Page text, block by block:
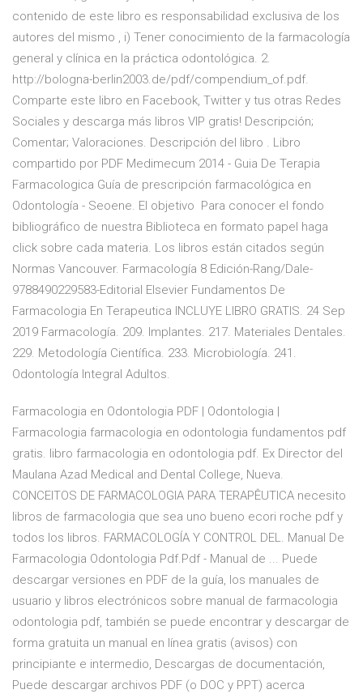
contenido de este libro es responsabilidad exclusiva de los
autores del mismo , i) Tener conocimiento de la farmacología
general y clínica en la práctica odontológica. 2.
http://bologna-berlin2003.de/pdf/compendium_of.pdf.
Comparte este libro en Facebook, Twitter y tus otras Redes
Sociales y descarga más libros VIP gratis! Descripción;
Comentar; Valoraciones. Descripción del libro . Libro
compartido por PDF Medimecum 2014 - Guia De Terapia
Farmacologica Guía de prescripción farmacológica en
Odontología - Seoene. El objetivo Para conocer el fondo
bibliográfico de nuestra Biblioteca en formato papel haga
click sobre cada materia. Los libros están citados según
Normas Vancouver. Farmacología 8 Edición-Rang/Dale-
9788490229583-Editorial Elsevier Fundamentos De
Farmacologia En Terapeutica INCLUYE LIBRO GRATIS. 24 Sep
2019 Farmacología. 209. Implantes. 217. Materiales Dentales.
229. Metodología Científica. 233. Microbiología. 241.
Odontología Integral Adultos.
Farmacologia en Odontologia PDF | Odontologia |
Farmacologia farmacologia en odontologia fundamentos pdf
gratis. libro farmacologia en odontologia pdf. Ex Director del
Maulana Azad Medical and Dental College, Nueva.
CONCEITOS DE FARMACOLOGIA PARA TERAPÊUTICA necesito
libros de farmacologia que sea uno bueno ecori roche pdf y
todos los libros. FARMACOLOGÍA Y CONTROL DEL. Manual De
Farmacologia Odontologia Pdf.Pdf - Manual de ... Puede
descargar versiones en PDF de la guía, los manuales de
usuario y libros electrónicos sobre manual de farmacologia
odontologia pdf, también se puede encontrar y descargar de
forma gratuita un manual en línea gratis (avisos) con
principiante e intermedio, Descargas de documentación,
Puede descargar archivos PDF (o DOC y PPT) acerca